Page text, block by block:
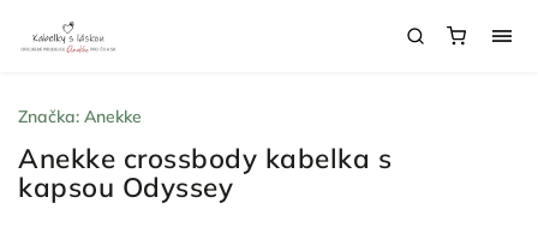
Anekke crossbody kabelka s
kapsou Odyssey
Značka: Anekke